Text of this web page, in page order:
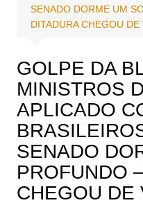
SENADO DORME UM
DITADURA CHEGOU DE
GOLPE DA
MINISTROS
APLICADO
SENADO
PROFUNDO
CHEGOU DE